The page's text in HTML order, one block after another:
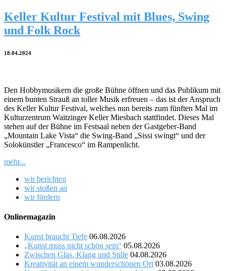
Keller Kultur Festival mit Blues, Swing
und Folk Rock
18.04.2024
Den Hobbymusikern die große Bühne öffnen und das Publikum mit
einem bunten Strauß an toller Musik erfreuen – das ist der Anspruch
des Keller Kultur Festival, welches nun bereits zum fünften Mal im
Kulturzentrum Waitzinger Keller Miesbach stattfindet. Dieses Mal
stehen auf der Bühne im Festsaal neben der Gastgeber-Band
„Mountain Lake Vista“ die Swing-Band „Sissi swingt“ und der
Solokünstler „Francesco“ im Rampenlicht.
mehr...
wir berichten
wir stoßen an
wir fördern
Onlinemagazin
Kunst braucht Tiefe 06.08.2026
„Kunst muss nicht schön sein“ 05.08.2026
Zwischen Glas, Klang und Stille 04.08.2026
Kreativität an einem wunderschönen Ort 03.08.2026